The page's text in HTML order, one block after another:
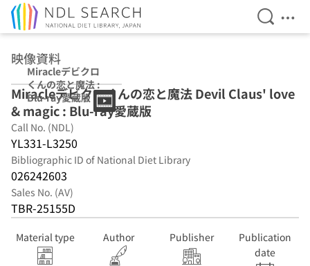
Open
映像資料
Miracleデビクロ
くんの恋と魔法 :
Blu-ray愛蔵版
Miracleデビクロくんの恋と魔法 Devil Claus' love
& magic : Blu-ray愛蔵版
Call No. (NDL)
YL331-L3250
Bibliographic ID of National Diet Library
026242603
Sales No. (AV)
TBR-25155D
Material type Author Publisher
Publication
date